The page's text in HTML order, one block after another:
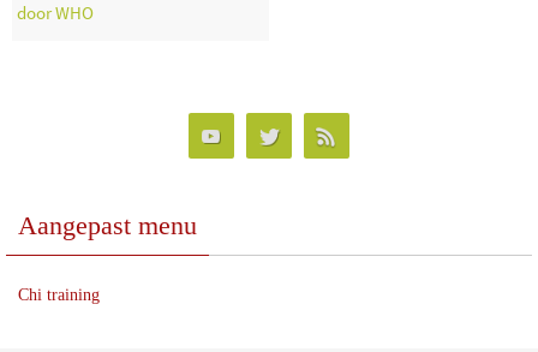
door WHO
Aangepast menu
Chi training